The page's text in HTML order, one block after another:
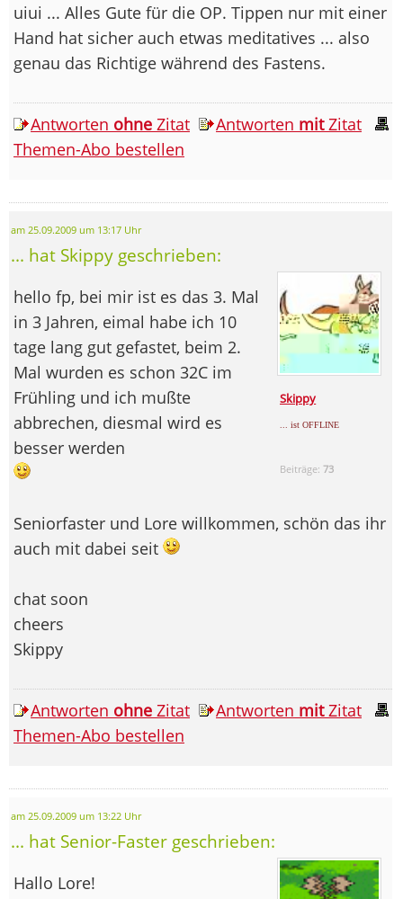
uiui ... Alles Gute für die OP. Tippen nur mit einer
Hand hat sicher auch etwas meditatives ... also
genau das Richtige während des Fastens.
Antworten ohne Zitat Antworten mitZitat
Themen-Abo bestellen
am 25.09.2009 um 13:17 Uhr
... hat Skippy geschrieben:
Skippy
... ist OFFLINE
Beiträge:73
hello fp, bei mir ist es das 3. Mal
in 3 Jahren, eimal habe ich 10
tage lang gut gefastet, beim 2.
Mal wurden es schon 32C im
Frühling und ich mußte
abbrechen, diesmal wird es
besser werden
Seniorfaster und Lore willkommen, schön das ihr
auch mit dabei seit
chat soon
cheers
Skippy
Antworten ohne Zitat Antworten mitZitat
Themen-Abo bestellen
am 25.09.2009 um 13:22 Uhr
... hat Senior-Faster geschrieben:
Hallo Lore!